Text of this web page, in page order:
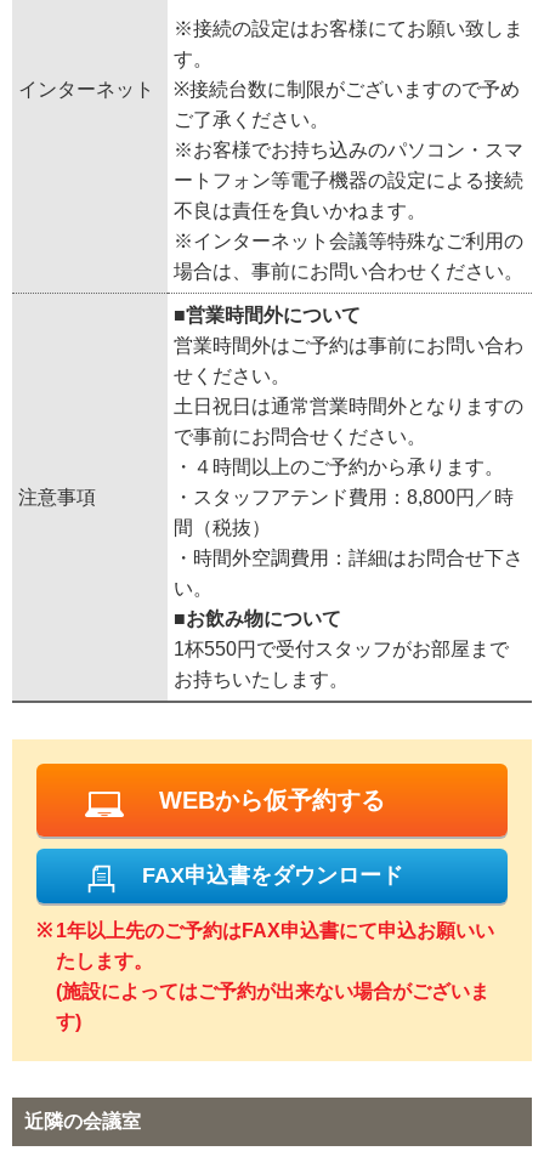
インターネット
※接続の設定はお客様にてお願い致しま
す。
※接続台数に制限がございますので予め
ご了承ください。
※お客様でお持ち込みのパソコン・スマ
ートフォン等電子機器の設定による接続
不良は責任を負いかねます。
※インターネット会議等特殊なご利用の
場合は、事前にお問い合わせください。
注意事項
■営業時間外について
営業時間外はご予約は事前にお問い合わ
せください。
土日祝日は通常営業時間外となりますの
で事前にお問合せください。
・４時間以上のご予約から承ります。
・スタッフアテンド費用：8,800円／時
間（税抜）
・時間外空調費用：詳細はお問合せ下さ
い。
■お飲み物について
1杯550円で受付スタッフがお部屋まで
お持ちいたします。
WEBから仮予約する
FAX申込書をダウンロード
1年以上先のご予約はFAX申込書にて申込お願いい
たします。
(施設によってはご予約が出来ない場合がございま
す)
近隣の会議室